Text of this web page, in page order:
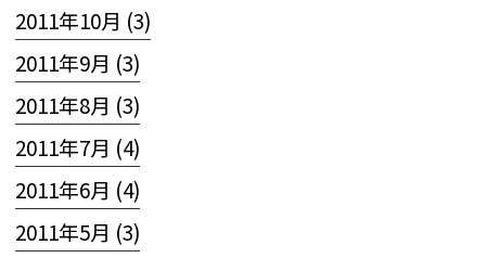
2011年10月 (3)
2011年9月 (3)
2011年8月 (3)
2011年7月 (4)
2011年6月 (4)
2011年5月 (3)